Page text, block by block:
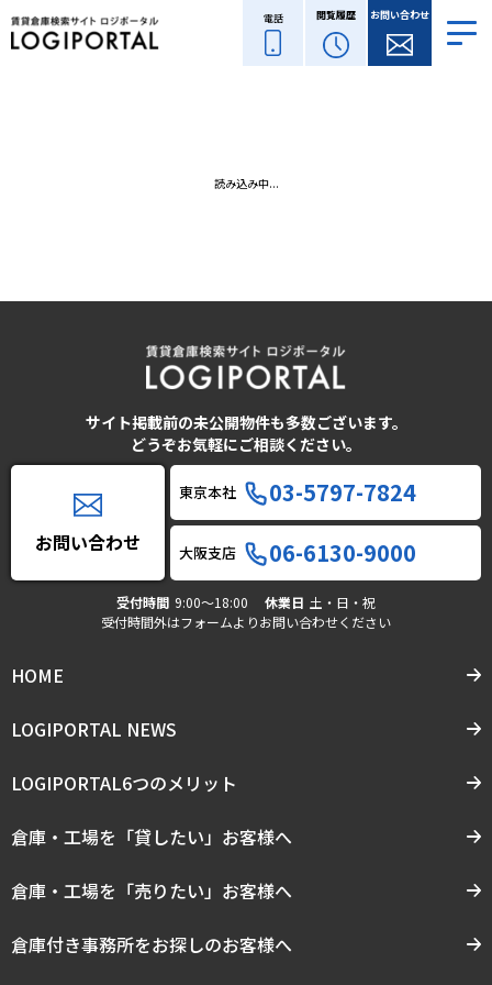
電話 閲覧履歴 お問い合わせ
読み込み中...
サイト掲載前の未公開物件も多数ございます。
どうぞお気軽にご相談ください。
お問い合わせ
東京本社 03-5797-7824
大阪支店 06-6130-9000
受付時間 9:00〜18:00 休業日 土・日・祝
受付時間外はフォームよりお問い合わせください
HOME
LOGIPORTAL NEWS
LOGIPORTAL6つのメリット
倉庫・工場を「貸したい」お客様へ
倉庫・工場を「売りたい」お客様へ
倉庫付き事務所をお探しのお客様へ